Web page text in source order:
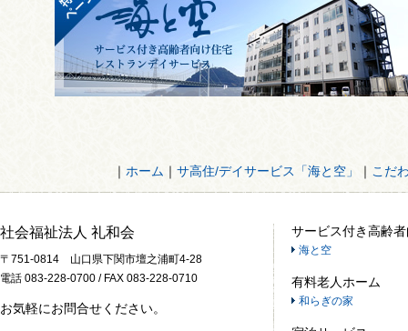
｜ ホーム ｜ サ高住/デイサービス「海と空」 ｜ こだ
社会福祉法人 礼和会
〒751-0814 山口県下関市壇之浦町4-28
電話 083-228-0700 / FAX 083-228-0710
お気軽にお問合せください。
サービス付き高齢
海と空
有料老人ホーム
和らぎの家